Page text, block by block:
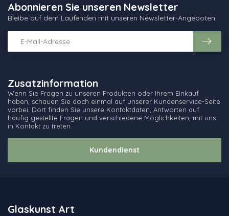
Zusatzinformation
Wenn Sie Fragen zu unseren Produkten oder Ihrem Einkauf
haben, schauen Sie doch einmal auf unserer Kundenservice-Seite
vorbei. Dort finden Sie unsere Kontaktdaten, Antworten auf
häufig gestellte Fragen und verschiedene Möglichkeiten, mit uns
in Kontakt zu treten.
Kundendienst
Abonnieren Sie unseren Newsletter
Bleibe auf dem Laufenden mit unseren Newsletter-Angeboten
Glaskunst Art